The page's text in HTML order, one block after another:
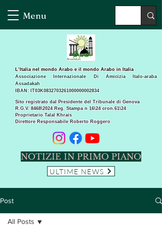
Menu
Sito registrato dal Presidente del Tribunale di Genova
R.G.V. 8468\2024 Reg. Stampa n 16\24 cron.61\24 ​
Proprietario Talal Khrais
Direttore Responsabile Roberto Roggero
L’Italia nel mondo Arabo e il mondo Arabo in Italia
Associazione Internazionale Di Amicizia Italo-araba
Assadakah
IBAN: IT03K0832703261000000002834
NOTIZIE IN PRIMO PIANO
ULTIME NEWS
Post
All Posts